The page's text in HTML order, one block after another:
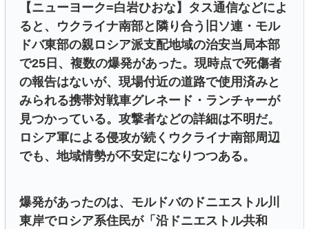
【ニューヨーク=白岩ひおな】タス通信などによ
ると、ウクライナ南部と隣り合う旧ソ連・モル
ドバ東部の親ロシア派支配地域の治安当局本部
で25日、複数の爆発があった。現時点で死傷者
の報告はないが、現場付近の道路で使用済みと
みられる携帯対戦車グレネード・ランチャーが
見つかっている。攻撃者などの詳細は不明だ。
ロシア軍による侵攻が続くウクライナ南部周辺
でも、地域情勢が不安定になりつつある。
爆発があったのは、モルドバのドニエストル川
東岸でロシア系住民が「沿ドニエストル共和